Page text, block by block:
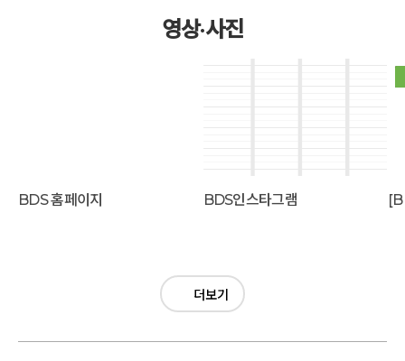
영상·사진
BDS 홈페이지 BDS인스타그램
더보기